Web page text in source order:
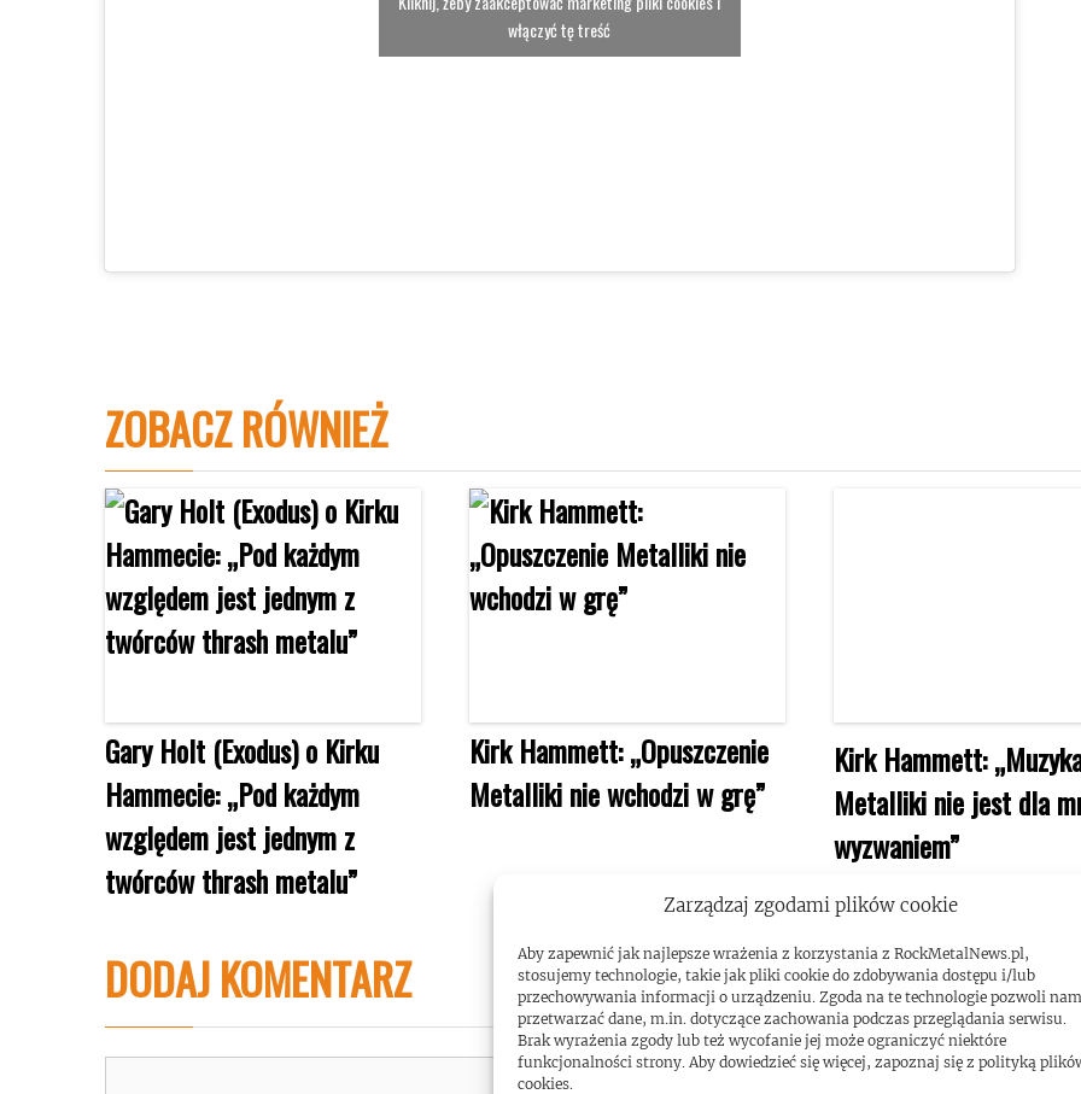
Zarządzaj zgodami plików cookie
Aby zapewnić jak najlepsze wrażenia z korzystania z RockMetalNews.pl,
stosujemy technologie, takie jak pliki cookie do zdobywania dostępu i/lub
przechowywania informacji o urządzeniu. Zgoda na te technologie pozwoli nam
przetwarzać dane, m.in. dotyczące zachowania podczas przeglądania serwisu.
Brak wyrażenia zgody lub też wycofanie jej może ograniczyć niektóre
funkcjonalności strony. Aby dowiedzieć się więcej, zapoznaj się z polityką
cookies.
włączyć tę treść
ZOBACZ RÓWNIEŻ
Gary Holt (Exodus) o Kirku
Hammecie: „Pod każdym
względem jest jednym z
twórców thrash metalu”
Kirk Hammett: „Opuszczenie
Metalliki nie wchodzi w grę”
Kirk Hammett:
Metalliki nie jest dla
wyzwaniem”
DODAJ KOMENTARZ